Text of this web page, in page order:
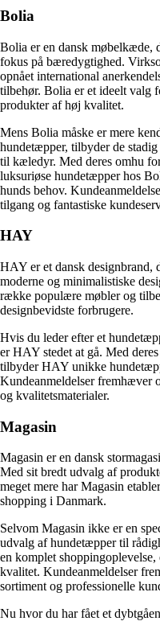
Bolia
Bolia er en dansk møbelkæde,
fokus på bæredygtighed.
opnået international
tilbehør. Bolia er et ideelt valg
produkter af høj kvalitet.
Mens Bolia måske er mere
hundetæpper, tilbyder de
til kæledyr. Med deres omhu
luksuriøse hundetæpper hos
hunds behov.
tilgang og fantastiske
HAY
HAY er et dansk designbrand,
moderne og minimalistiske
række populære møbler og
designbevidste forbrugere.
Hvis du leder efter et
er HAY stedet at gå. Med
tilbyder HAY unikke
Kundeanmeldelser fremhæver
og kvalitetsmaterialer.
Magasin
Magasin er en dansk
Med sit bredt udvalg af
meget mere har Magasin
shopping i Danmark.
Selvom Magasin ikke er en
udvalg af hundetæpper til
en komplet
kvalitet. Kundeanmeldelser
sortiment og professionelle
Nu hvor du har fået et